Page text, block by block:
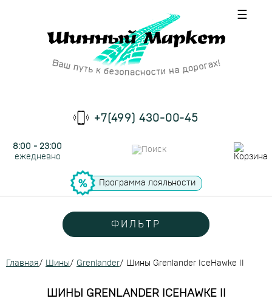
☰
+7(499) 430-00-45
8:00 - 23:00
ежедневно
Программа лояльности
ФИЛЬТР
Главная/ Шины/ Grenlander/ Шины Grenlander IceHawke II
ШИНЫ GRENLANDER ICEHAWKE II